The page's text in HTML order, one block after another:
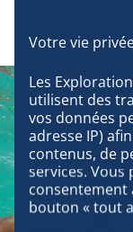
Les
utilisent des
vos données
adresse IP)
contenus, de
services.
consentement
bouton « tout